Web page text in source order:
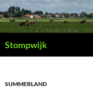
Ga
naar
de
inhoud
Stompwijk
SUMMERLAND